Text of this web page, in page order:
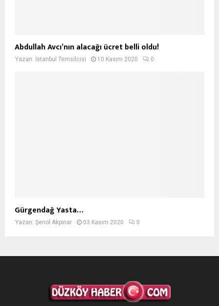
Abdullah Avcı’nın alacağı ücret belli oldu!
Yazan: İstanbul Temsilcisi 10 Kasım 2020 0
Gürgendağ Yasta…
Yazan: Şenol Akpınar 03 Kasım 2020 0